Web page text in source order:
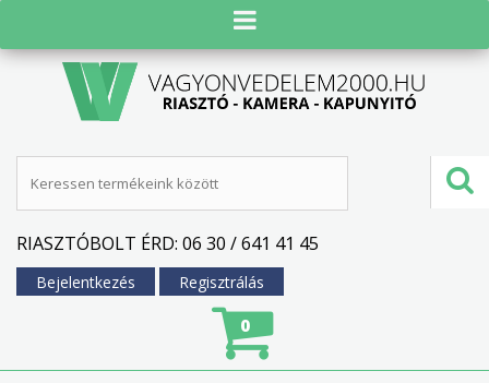
RIASZTÓBOLT ÉRD: 06 30 / 641 41 45
Bejelentkezés Regisztrálás
0